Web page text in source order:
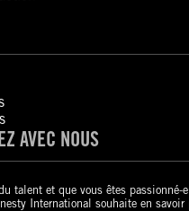
AVEC NOUS
talent et que vous êtes passionné-
International souhaite en savoir